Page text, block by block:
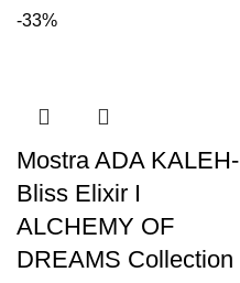
goddesses (for her)
-33%
Mostra ADA KALEH-
Bliss Elixir I
ALCHEMY OF
DREAMS Collection